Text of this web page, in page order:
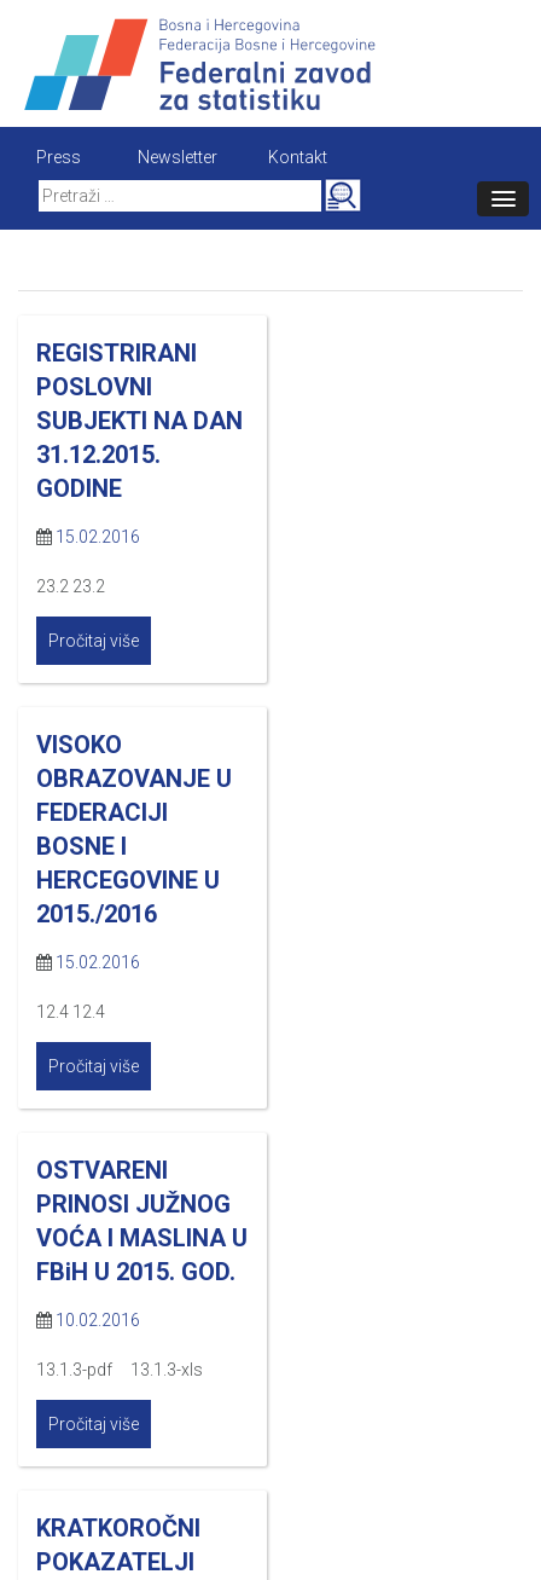
content
Press Newsletter
Kontakt
Search
for:
REGISTRIRANI
POSLOVNI
SUBJEKTI NA DAN
31.12.2015.
GODINE
15.02.2016
23.2 23.2
Pročitaj više
VISOKO
OBRAZOVANJE U
FEDERACIJI
BOSNE I
HERCEGOVINE U
2015./2016
15.02.2016
12.4 12.4
Pročitaj više
OSTVARENI
PRINOSI JUŽNOG
VOĆA I MASLINA U
FBiH U 2015. GOD.
10.02.2016
13.1.3-pdf 13.1.3-xls
Pročitaj više
KRATKOROČNI
POKAZATELJI